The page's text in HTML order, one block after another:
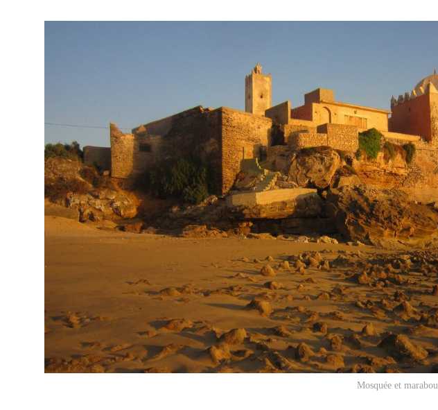
Mosquée et